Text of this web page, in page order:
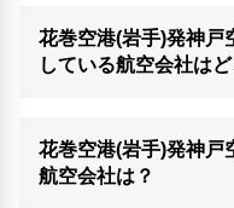
花巻空港(岩手)発神戸
している航空会社はど
花巻空港(岩手)発神戸
航空会社は？